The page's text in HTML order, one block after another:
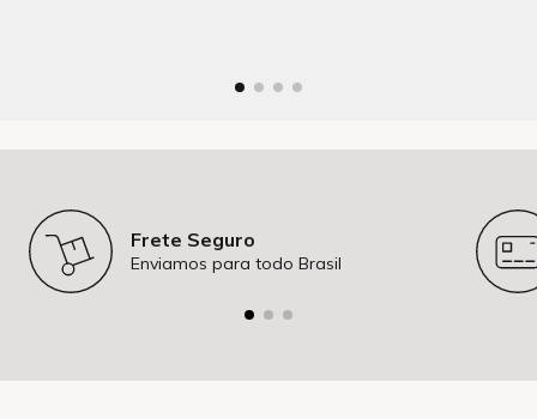
Frete Seguro
Enviamos para todo Brasil